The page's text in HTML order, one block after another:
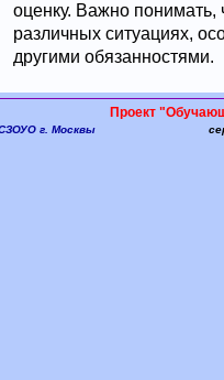
оценку. Важно понимать,
различных ситуациях,
другими обязанностями.
Проект
г. Москвы